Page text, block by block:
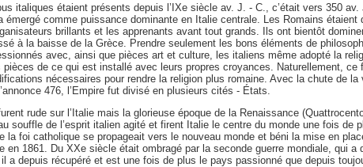
italiques étaient présents depuis l’IXe siècle av. J. - C., c’était vers 350 av.
émergé comme puissance dominante en Italie centrale. Les Romains étaient
brillants et les apprenants avant tout grands. Ils ont bientôt
à la baisse de la Grèce. Prendre seulement les bons éléments de
avec, ainsi que pièces art et culture, les italiens même adopté la
pièces de ce qui est installé avec leurs propres croyances. Naturellement, ce
nécessaires pour rendre la religion plus romaine. Avec la chute de la
476, l’Empire fut divisé en plusieurs cités - États.
rude sur l’Italie mais la glorieuse époque de la Renaissance
souffle de l’esprit italien agité et firent Italie le centre du monde une fois de
la foi catholique se propageait vers le nouveau monde et béni la mise en
en 1861. Du XXe siècle était ombragé par la seconde guerre mondiale, qui a
a depuis récupéré et est une fois de plus le pays passionné que depuis